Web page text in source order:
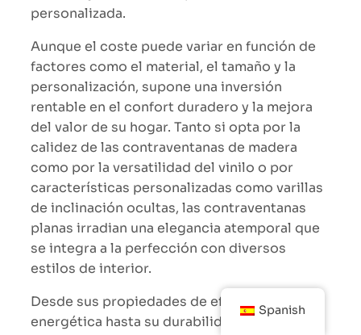
personalizada.
Aunque el coste puede variar en función de
factores como el material, el tamaño y la
personalización, supone una inversión
rentable en el confort duradero y la mejora
del valor de su hogar. Tanto si opta por la
calidez de las contraventanas de madera
como por la versatilidad del vinilo o por
características personalizadas como varillas
de inclinación ocultas, las contraventanas
planas irradian una elegancia atemporal que
se integra a la perfección con diversos
estilos de interior.
Desde sus propiedades de eficiencia
energética hasta su durabilidad de bajo
Spanish